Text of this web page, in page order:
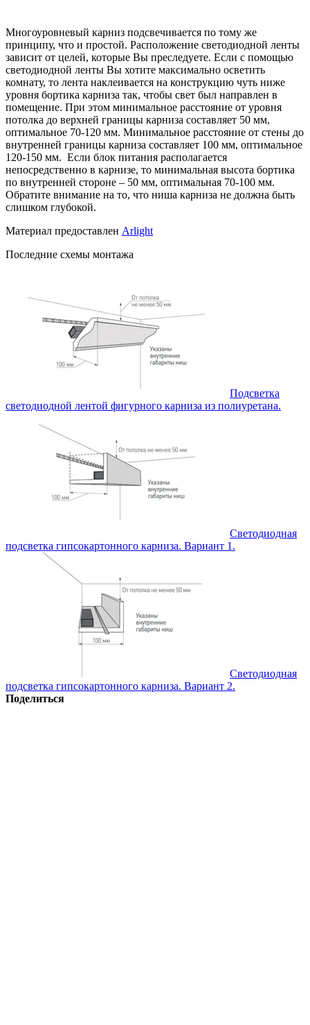
Многоуровневый карниз подсвечивается по тому же
принципу, что и простой. Расположение светодиодной ленты
зависит от целей, которые Вы преследуете. Если с помощью
светодиодной ленты Вы хотите максимально осветить
комнату, то лента наклеивается на конструкцию чуть ниже
уровня бортика карниза так, чтобы свет был направлен в
помещение. При этом минимальное расстояние от уровня
потолка до верхней границы карниза составляет 50 мм,
оптимальное 70-120 мм. Минимальное расстояние от стены до
внутренней границы карниза составляет 100 мм, оптимальное
120-150 мм. Если блок питания располагается
непосредственно в карнизе, то минимальная высота бортика
по внутренней стороне – 50 мм, оптимальная 70-100 мм.
Обратите внимание на то, что ниша карниза не должна быть
слишком глубокой.
Материал предоставлен Arlight
Последние схемы монтажа
Подсветка
светодиодной лентой фигурного карниза из полиуретана.
Светодиодная
подсветка гипсокартонного карниза. Вариант 1.
Светодиодная
подсветка гипсокартонного карниза. Вариант 2.
Поделиться